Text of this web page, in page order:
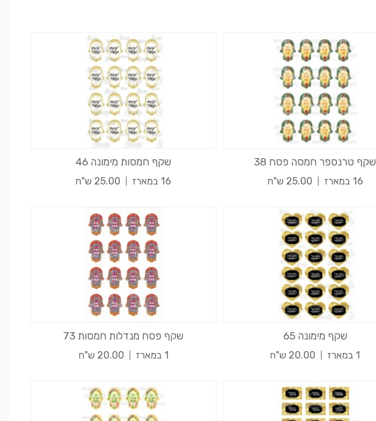
שקף טרנספר חמסה פסח 38
16 במארז 25.00 ש"ח
שקף חמסות מימונה 46
16 במארז 25.00 ש"ח
שקף מימונה 65
1 במארז 20.00 ש"ח
שקף פסח מנדלות חמסות 73
1 במארז 20.00 ש"ח